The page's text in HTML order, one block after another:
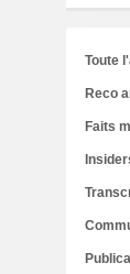
Toute
Reco
Faits